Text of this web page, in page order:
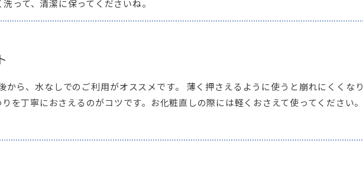
洗って、清潔に保ってくださいね。
から、水なしでのご利用がオススメです。 薄く押さえるように使うと崩れにくくなり
を丁寧におさえるのがコツです。お化粧直しの際には軽くおさえて使ってください。